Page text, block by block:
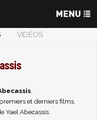
VIDÉOS
et derniers films.
Yael Abecassis.